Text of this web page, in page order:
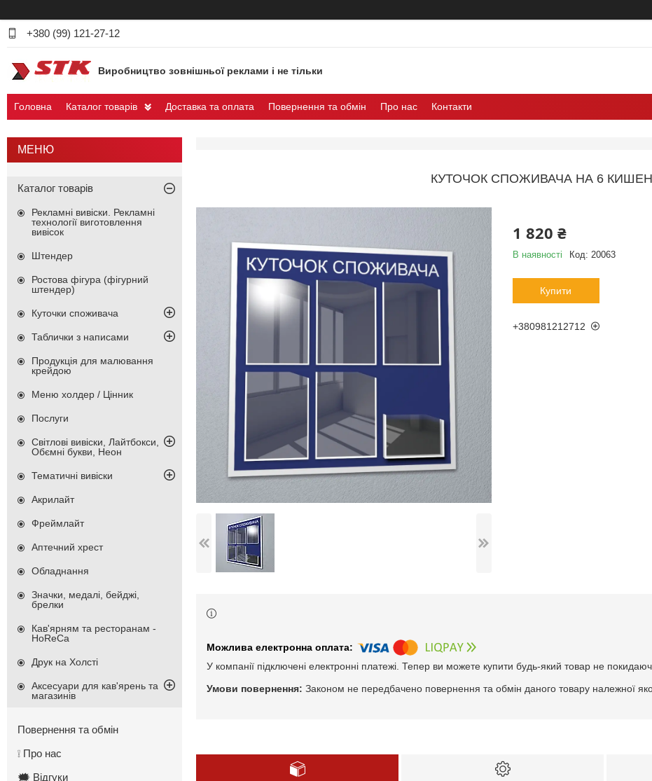
+380 (99) 121-27-12
Виробництво зовнішньої реклами і не тільки
Головна Каталог товарів Доставка та оплата Повернення та обмін Про нас Контакти
КУТОЧОК СПОЖИВАЧА НА 6
1 820 ₴
В наявності Код: 20063
Купити
+380981212712
У компанії підключені електронні платежі. Тепер ви можете купити будь-який товар не
Законом не передбачено повернення та обмін даного товару належної
Каталог товарів
Рекламні вивіски. Рекламні
технології виготовлення
вивісок
Штендер
Ростова фігура (фігурний
штендер)
Куточки споживача
Таблички з написами
Продукція для малювання
крейдою
Меню холдер / Цінник
Послуги
Світлові вивіски, Лайтбокси,
Обємні букви, Неон
Тематичні вивіски
Акрилайт
Фреймлайт
Аптечний хрест
Обладнання
Значки, медалі, бейджі,
брелки
Кав'ярням та ресторанам -
HoReCa
Друк на Холсті
Аксесуари для кав'ярень та
магазинів
Повернення та обмін
❕ Про нас
🗯️ Відгуки